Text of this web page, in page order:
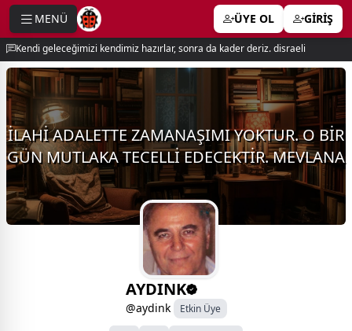
MENÜ ÜYE OL GİRİŞ
Kendi geleceğimizi kendimiz hazırlar, sonra da kader deriz. disraeli
İLAHİ ADALETTE ZAMANAŞIMI YOKTUR. O BİR
GÜN MUTLAKA TECELLİ EDECEKTİR. MEVLANA
AYDINK
@aydink Etkin Üye
menu